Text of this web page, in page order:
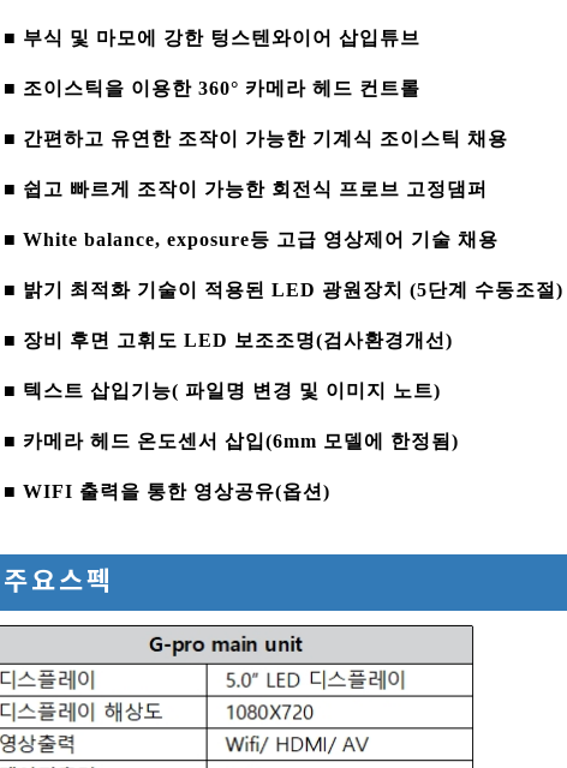
■ 부식 및 마모에 강한 텅스텐와이어 삽입튜브
■ 조이스틱을 이용한 360° 카메라 헤드 컨트롤
■ 간편하고 유연한 조작이 가능한 기계식 조이스틱 채용
■ 쉽고 빠르게 조작이 가능한 회전식 프로브 고정댐퍼
■ White balance, exposure등 고급 영상제어 기술 채용
■ 밝기 최적화 기술이 적용된 LED 광원장치 (5단계 수동조절)
■ 장비 후면 고휘도 LED 보조조명(검사환경개선)
■ 텍스트 삽입기능( 파일명 변경 및 이미지 노트)
■ 카메라 헤드 온도센서 삽입(6mm 모델에 한정됨)
■ WIFI 출력을 통한 영상공유(옵션)
주요스펙